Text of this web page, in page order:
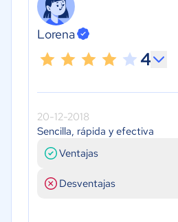
Lorena
4
20-12-2018
Sencilla, rápida y efectiva
Ventajas
Desventajas